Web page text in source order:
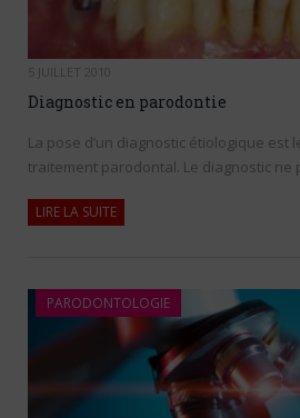
5 JUILLET 2010
Diagnostic en parodontie
La pose d’un diagnostic étiologique est
traitement parodontal. Le diagnostic
LIRE LA SUITE
PARODONTOLOGIE